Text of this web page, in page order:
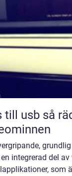
räddar du dina gamla
integrerad del
som